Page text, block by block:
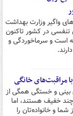
واگیر وزارت بهداشت
تنفسی در کشور تاکنون
است و سرماخوردگی و
مراقبت‌های خانگی
بینی و خستگی همگی از
خفیف هستند، اما
و خانواده‌تان را